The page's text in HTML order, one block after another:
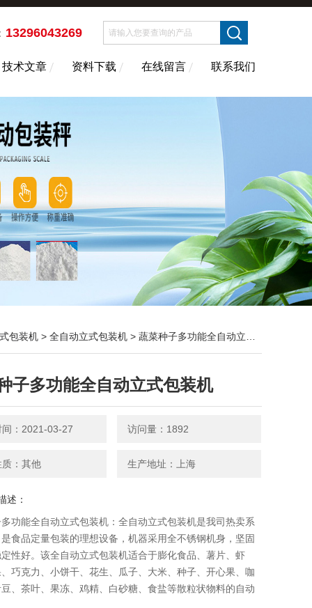
13296043269
技术文章 资料下载 在线留言 联系我们
包装机 > 全自动立式包装机 > 蔬菜种子多功能全自动立式包装机
子多功能全自动立式包装机
间：2021-03-27 访问量：1892
质：其他 生产地址：上海
述：
功能全自动立式包装机：全自动立式包装机是我司热卖系
食品定量包装的理想设备，机器采用全不锈钢机身，坚固
性好。该全自动立式包装机适合于膨化食品、薯片、虾
巧克力、小饼干、花生、瓜子、大米、种子、开心果、咖
、茶叶、果冻、鸡精、白砂糖、食盐等散粒状物料的自动